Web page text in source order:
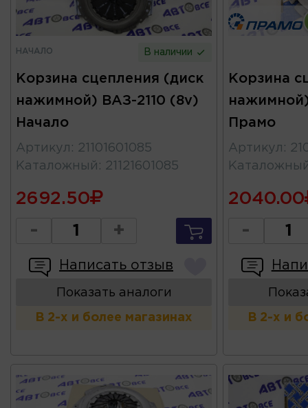
НАЧАЛО В наличии
Корзина сцепления (диск
нажимной) ВАЗ-2110 (8v)
Начало
Артикул : 21101601085
Каталожный : 21121601085
2692.50
- +
Написать отзыв
Показать аналоги
В 2-х и более магазинах
Корзина
Прамо
Артикул :
2040.00
-
В 2-х и